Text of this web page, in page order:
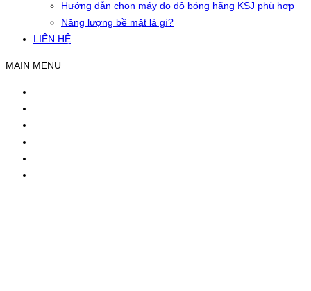
Hướng dẫn chọn máy đo độ bóng hãng KSJ phù hợp
Năng lượng bề mặt là gì?
LIÊN HỆ
MAIN MENU